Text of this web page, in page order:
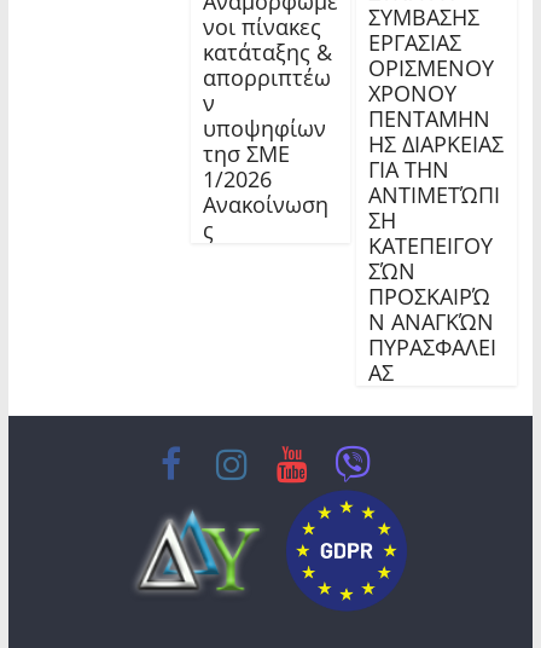
νοι πίνακες
κατάταξης &
απορριπτέω
ν
υποψηφίων
τησ ΣΜΕ
1/2026
Ανακοίνωση
ς
ΣΥΜΒΑΣΗΣ
ΕΡΓΑΣΙΑΣ
ΟΡΙΣΜΕΝΟΥ
ΧΡΟΝΟΥ
ΠΕΝΤΑΜΗΝ
ΗΣ ΔΙΑΡΚΕΙΑΣ
ΓΙΑ ΤΗΝ
ΑΝΤΙΜΕΤΏΠΙ
ΣΗ
ΚΑΤΕΠΕΙΓΟΥ
ΣΏΝ
ΠΡΟΣΚΑΙΡΏ
Ν ΑΝΑΓΚΏΝ
ΠΥΡΑΣΦΑΛΕΙ
ΑΣ